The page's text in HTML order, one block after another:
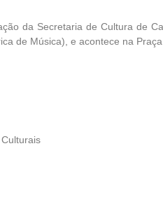
da Secretaria de Cultura de
de Música), e acontece na